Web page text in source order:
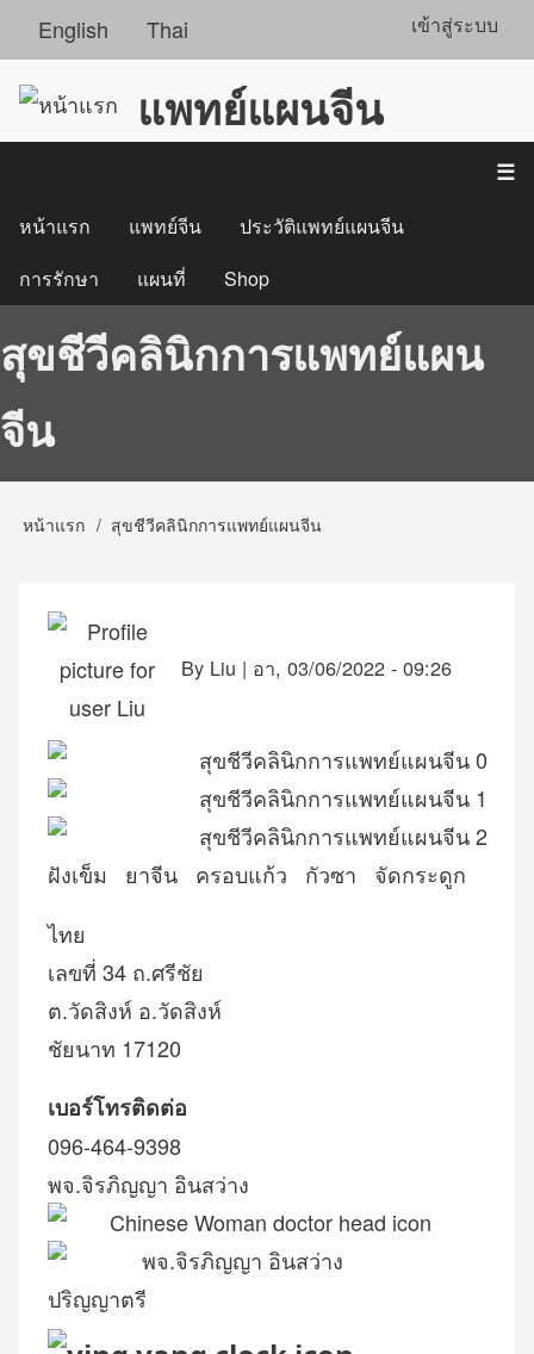
ข้าม
ไป
ยัง
User
account
เข้าสู่ระบบ
English Thai
แพทย์แผนจีน
☰
Main
navigation
หน้าแรก แพทย์จีน
ประวัติแพทย์แผนจีน
การรักษา
แผนที่ Shop
สุขชีวีคลินิกการแพทย์แผน
จีน
การ
แสดง
ทาง
หน้าแรก สุขชีวีคลินิกการแพทย์แผนจีน
By Liu | อา, 03/06/2022 - 09:26
ฝังเข็ม ยาจีน ครอบแก้ว กัวซา
จัดกระดูก
ไทย
เลขที่ 34 ถ.ศรีชัย
ต.วัดสิงห์ อ.วัดสิงห์
ชัยนาท 17120
เบอร์โทรติดต่อ
096-464-9398
พจ.จิรภิญญา อินสว่าง
ปริญญาตรี